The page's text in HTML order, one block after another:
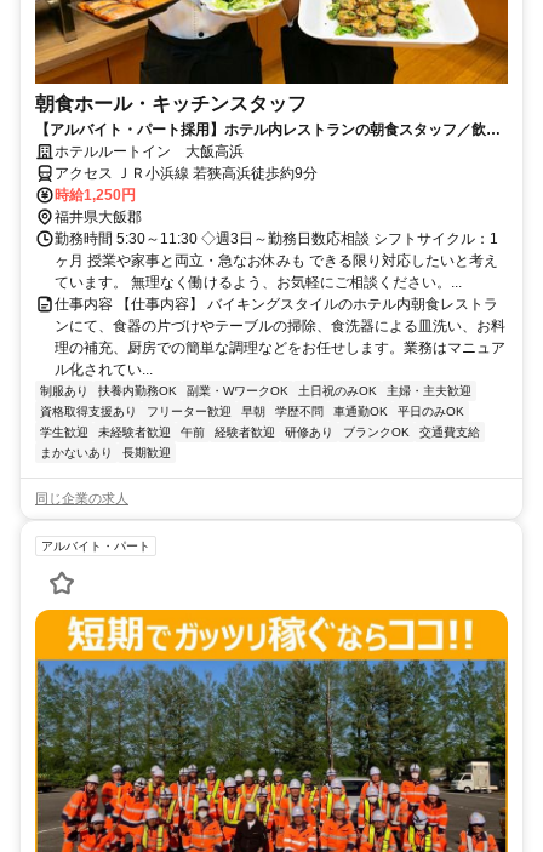
朝食ホール・キッチンスタッフ
【アルバイト・パート採用】ホテル内レストランの朝食スタッフ／飲食
未経験歓迎！主婦(夫)さん活躍中
ホテルルートイン 大飯高浜
アクセス ＪＲ小浜線 若狭高浜徒歩約9分
時給1,250円
福井県大飯郡
勤務時間 5:30～11:30 ◇週3日～勤務日数応相談 シフトサイクル：1
ヶ月 授業や家事と両立・急なお休みも できる限り対応したいと考え
ています。 無理なく働けるよう、お気軽にご相談ください。...
仕事内容 【仕事内容】 バイキングスタイルのホテル内朝食レストラ
ンにて、食器の片づけやテーブルの掃除、食洗器による皿洗い、お料
理の補充、厨房での簡単な調理などをお任せします。業務はマニュア
ル化されてい...
制服あり 扶養内勤務OK 副業・WワークOK 土日祝のみOK
主婦・主夫歓迎
資格取得支援あり
フリーター歓迎 早朝 学歴不問 車通勤OK
平日のみOK
学生歓迎
未経験者歓迎 午前 経験者歓迎 研修あり ブランクOK
交通費支給
まかないあり
長期歓迎
同じ企業の求人
アルバイト・パート